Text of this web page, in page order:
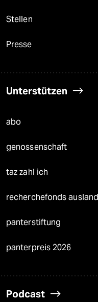
Stellen
Presse
Unterstützen
abo
genossenschaft
taz zahl ich
recherchefonds ausland
panterstiftung
panterpreis 2026
Podcast